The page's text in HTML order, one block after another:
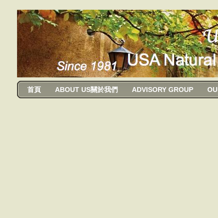
usanma
首頁 ABOUT US關於我們 ADVISORY GROUP